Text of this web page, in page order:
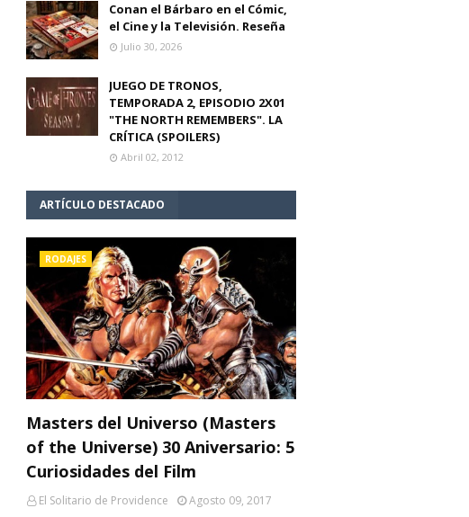
Conan el Bárbaro en el Cómic,
el Cine y la Televisión. Reseña
Julio 30, 2026
JUEGO DE TRONOS,
TEMPORADA 2, EPISODIO 2X01
"THE NORTH REMEMBERS". LA
CRÍTICA (SPOILERS)
Abril 02, 2012
ARTÍCULO DESTACADO
RODAJES
Masters del Universo (Masters
of the Universe) 30 Aniversario: 5
Curiosidades del Film
El Solitario de Providence
Agosto 09, 2017